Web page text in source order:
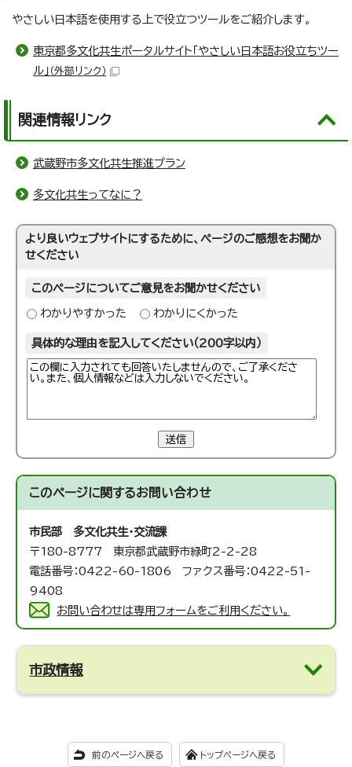
やさしい日本語を使用する上で役立つツールをご紹介します。
東京都多文化共生ポータルサイト「やさしい日本語お役立ちツー
ル」 （外部リンク）
関連情報リンク
武蔵野市多文化共生推進プラン
多文化共生ってなに？
より良いウェブサイトにするために、ページのご感想をお聞か
せください
このページについてご意見をお聞かせください
わかりやすかった わかりにくかった
具体的な理由を記入してください（200字以内）
送信
このページに関するお問い合わせ
市民部 多文化共生・交流課
〒180-8777 東京都武蔵野市緑町2-2-28
電話番号：0422-60-1806 ファクス番号：0422-51-
9408
お問い合わせは専用フォームをご利用ください。
市政情報
前のページへ戻る トップページへ戻る